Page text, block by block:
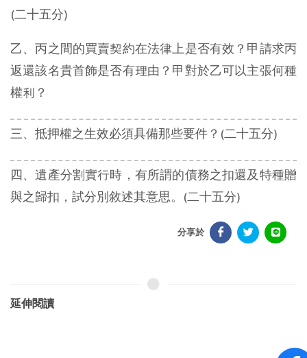
(二十五分)
乙、丙之間的買賣契約在法律上是否有效？甲請求丙
返還該名貴首飾是否有理由？甲對於乙可以主張何種
權利？
三、抵押權之生效必須具備那些要件？(二十五分)
四、遺產分割實行時，有所謂的債務之扣還及特種贈
與之歸扣，試分別敘述其意思。(二十五分)
分享於
延伸閱讀